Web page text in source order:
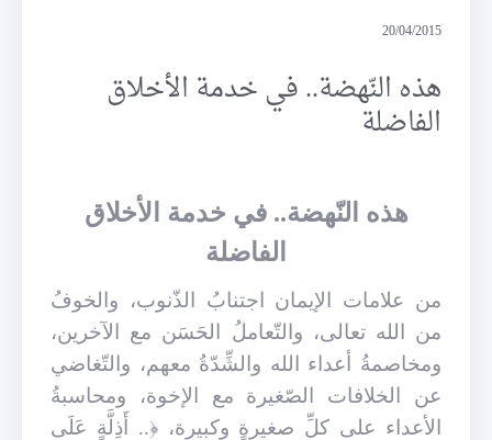
20/04/2015
هذه النّهضة.. في خدمة الأخلاق
الفاضلة
هذه النّهضة.. في خدمة الأخلاق
الفاضلة
من علامات الإيمان اجتنابُ الذّنوب، والخوفُ
من الله تعالى، والتّعاملُ الحَسَن مع الآخرين،
ومخاصمةُ أعداء الله والشِّدّةُ معهم، والتّغاضي
عن الخلافات الصّغيرة مع الإخوة، ومحاسبةُ
الأعداء على كلِّ صغيرةٍ وكبيرة، ﴿..
أَذِلَّةٍ عَلَى